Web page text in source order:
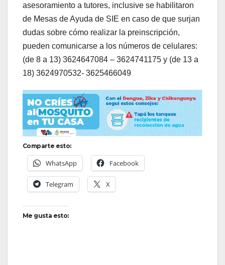
asesoramiento a tutores, inclusive se habilitaron
de Mesas de Ayuda de SIE en caso de que surjan
dudas sobre cómo realizar la preinscripción,
pueden comunicarse a los números de celulares:
(de 8 a 13) 3624647084 – 3624741175 y (de 13 a
18) 3624970532- 3625466049
Comparte esto:
WhatsApp Facebook
Telegram X
Me gusta esto: